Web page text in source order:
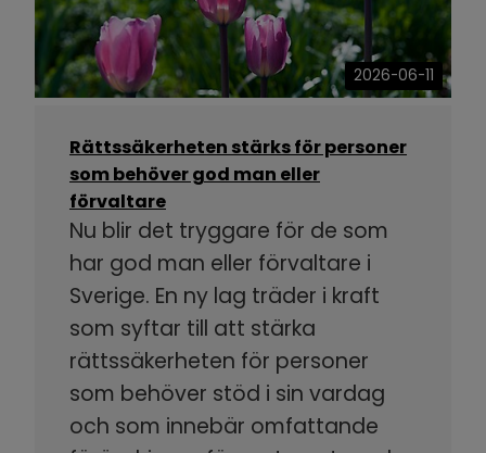
2026-06-11
Rättssäkerheten stärks för personer
som behöver god man eller
förvaltare
Nu blir det tryggare för de som
har god man eller förvaltare i
Sverige. En ny lag träder i kraft
som syftar till att stärka
rättssäkerheten för personer
som behöver stöd i sin vardag
och som innebär omfattande